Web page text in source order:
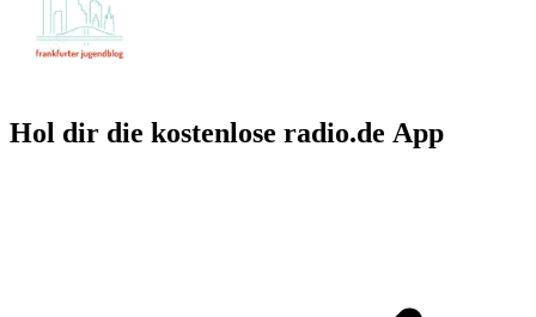
Hol dir die kostenlose radio.de App